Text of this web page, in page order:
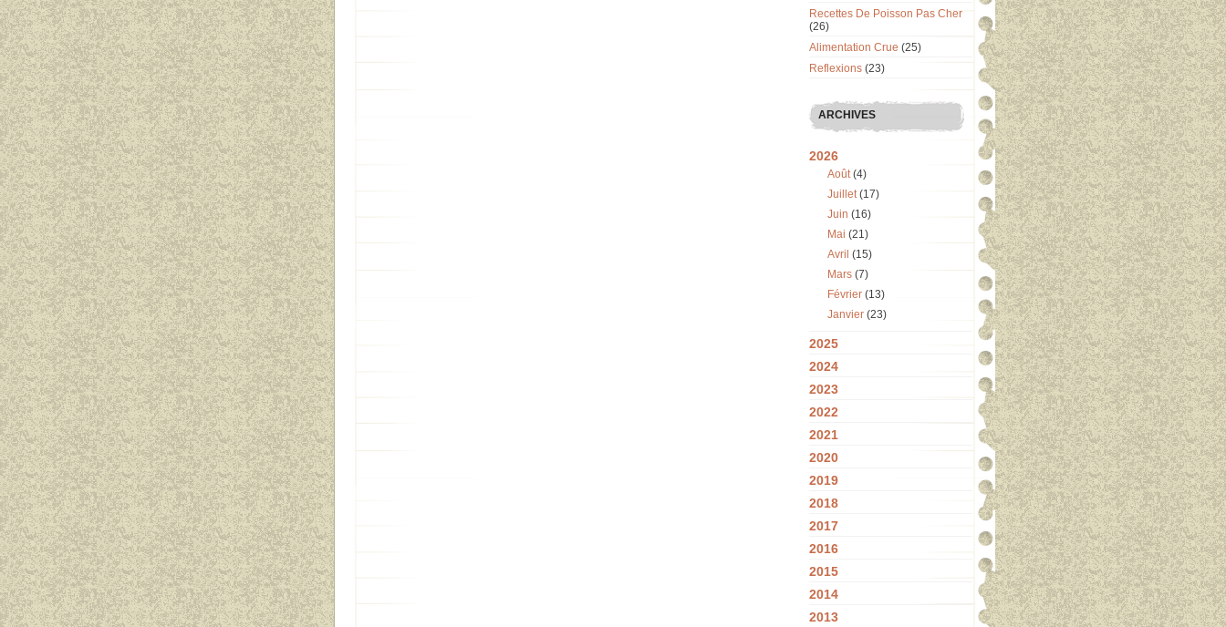
Recettes De Poisson Pas Cher
(26)
Alimentation Crue (25)
Reflexions (23)
ARCHIVES
2026
Août(4)
Juillet(17)
Juin (16)
Mai (21)
Avril (15)
Mars (7)
Février (13)
Janvier (23)
2025
2024
2023
2022
2021
2020
2019
2018
2017
2016
2015
2014
2013